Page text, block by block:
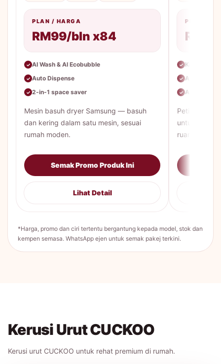
PLAN / HARGA
RM99/bln x84
✓ AI Wash & AI Ecobubble
✓ Auto Dispense
✓ 2-in-1 space saver
Mesin basuh dryer Samsung — basuh
dan kering dalam satu mesin, sesuai
rumah moden.
Semak Promo Produk Ini
Lihat Detail
PLAN /
✓ Kapasiti
✓ AI Energy
✓ All-Around
Peti sejuk
untuk
ruang lebih
*Harga, promo dan ciri tertentu bergantung kepada model, stok dan
kempen semasa. WhatsApp ejen untuk semak pakej terkini.
Kerusi Urut CUCKOO
Kerusi urut CUCKOO untuk rehat premium di rumah.